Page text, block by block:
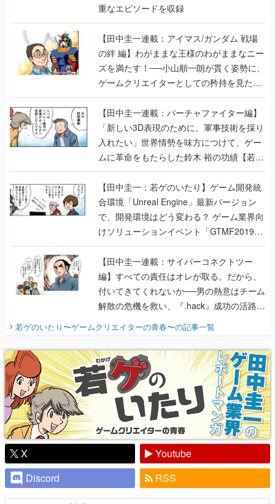
重なエピソードを収録
【田中圭一連載：アイマス/ガンダム 戦場
の絆 編】わがままな王様のわがままなニー
ズを満たす！──小山順一朗が貫く姿勢に、
ゲームクリエイターとしての矜持を見た
【若ゲのいたり最終回】
【田中圭一連載：バーチャファイター編】
「新しい3D表現のために、軍事技術を採り
入れたい」世界情勢を味方につけて、ゲー
ムに革命をもたらした鈴木 裕の功績【若ゲ
のいたり】
【田中圭一：若ゲのいたり】ゲーム開発統
合環境「Unreal Engine」最新バージョン
で、開発環境はどう変わる？ ゲーム業界向
けソリューションイベント「GTMF2019」
に行って、より理解を深めよう【PR】
【田中圭一連載：サイバーコネクトツー
編】すべての責任はオレが取る。だから、
付いてきてくれないか──男の熱意はチーム
解散の危機を救い、『.hack』成功の活路を
『少年ジャンプ』色だった【若ゲのいた
り】
若ゲのいたり〜ゲームクリエイターの青春〜の記事一覧
X
Youtube
Discord
RSS